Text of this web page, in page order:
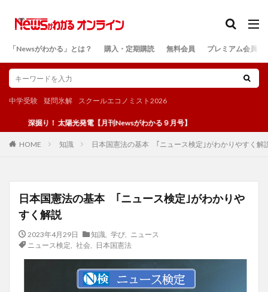
「Newsがわかる」とは？ 購入・定期購読 無料会員 プレミアム会員
中学受験 疑問氷解 スクールエコノミスト2026
り！ 太陽光発電【月刊Newsがわかる９月号】
HOME 知識 日本国憲法の基本 ｢ニュース検定｣がわかりやすく解
日本国憲法の基本 ｢ニュース検定｣がわかりや
すく解説
2023年4月29日 知識 学び
ニュース
ニュース検定
社会, 日本国憲法
検索